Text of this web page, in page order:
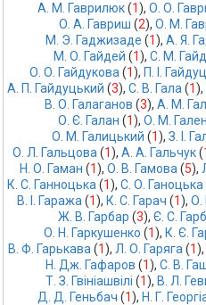
А. М. Гаврилюк (1), О. О.
О. А. Гавриш (2), О. М.
М. Э. Гаджизаде (1), А. Я.
М. О. Гайдей (1), С. М.
О. О. Гайдукова (1), П. І.
А. П. Гайдуцький (3), С. В. Гала (1),
В. О. Галаганов (3), А. М.
О. Є. Галан (1), О. М.
О. М. Галицький (1), З. І.
О. Л. Гальцова (1), А. А. Гальчук (
Н. О. Гаман (1), О. В. Гамова (5),
К. С. Ганноцька (1), С. О. Ганоцька
В. І. Гаража (1), К. С. Гарач (1), О.
Ж. В. Гарбар (3), Є. С.
О. Н. Гаркушенко (1), К. Є.
В. Ф. Гарькава (1), Л. О. Гаряга (1),
Н. Дж. Гафаров (1), С. В.
Т. З. Гвініашвілі (1), В. Л.
Д. Д. Геньбач (1), Н. Г.